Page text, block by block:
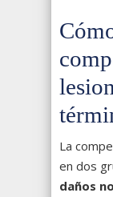
La
en dos
daños